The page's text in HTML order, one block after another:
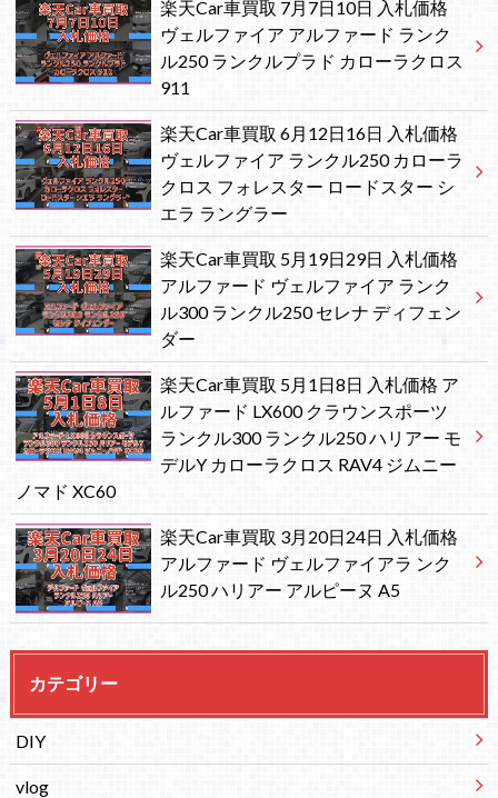
楽天Car車買取 7月7日10日 入札価格
ヴェルファイア アルファード ランク
ル250 ランクルプラド カローラクロス
911
楽天Car車買取 6月12日16日 入札価格
ヴェルファイア ランクル250 カローラ
クロス フォレスター ロードスター シ
エラ ラングラー
楽天Car車買取 5月19日29日 入札価格
アルファード ヴェルファイア ランク
ル300 ランクル250 セレナ ディフェン
ダー
楽天Car車買取 5月1日8日 入札価格 ア
ルファード LX600 クラウンスポーツ
ランクル300 ランクル250 ハリアー モ
デルY カローラクロス RAV4 ジムニー
ノマド XC60
楽天Car車買取 3月20日24日 入札価格
アルファード ヴェルファイアラ ンク
ル250 ハリアー アルピーヌ A5
カテゴリー
DIY
vlog